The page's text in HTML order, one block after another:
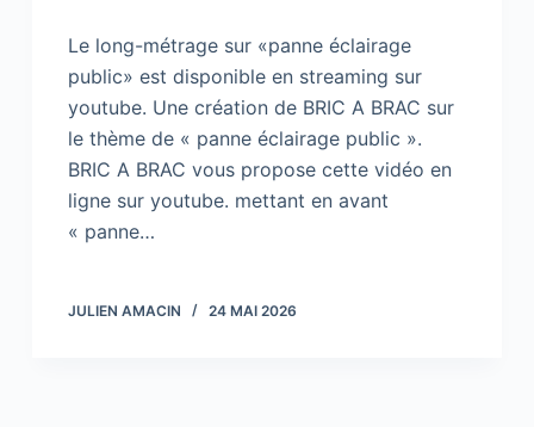
Le long-métrage sur «panne éclairage
public» est disponible en streaming sur
youtube. Une création de BRIC A BRAC sur
le thème de « panne éclairage public ».
BRIC A BRAC vous propose cette vidéo en
ligne sur youtube. mettant en avant
« panne…
JULIEN AMACIN 24 MAI 2026